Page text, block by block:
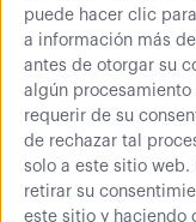
puede hacer clic
a información más
antes de otorgar su
algún procesamiento
requerir de su
de rechazar tal
solo a este sitio web.
retirar su
este sitio y haciendo